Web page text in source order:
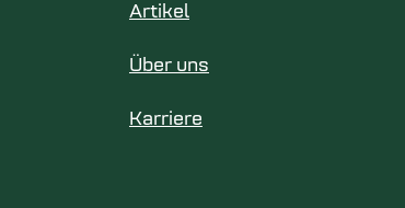
Artikel
Über uns
Karriere